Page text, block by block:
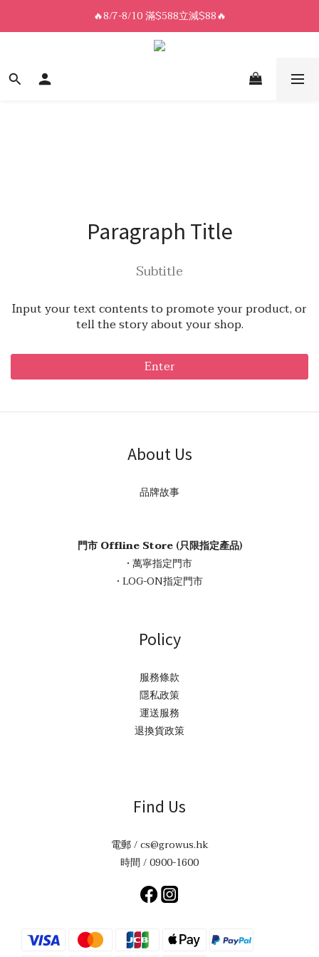
8/7-8/10 全館限時$188免運🛒
🔥8/7-8/10 滿$588立減$88🔥
8/7-8/10 全館限時$188免運🛒
Paragraph Title
Subtitle
Input your text contents to promote your product, or
tell the story about your shop.
Enter
About Us
品牌故事
門市 Offline Store (只限指定產品)
• 萬寧指定門市
• LOG-ON指定門市
Policy
服務條款
隱私政策
運送服務
退換貨政策
Find Us
電郵 / cs@growus.hk
時間 / 0900-1600